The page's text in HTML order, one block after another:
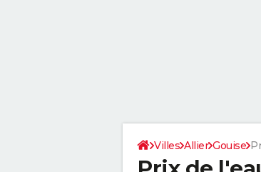
Villes Allier Gouise